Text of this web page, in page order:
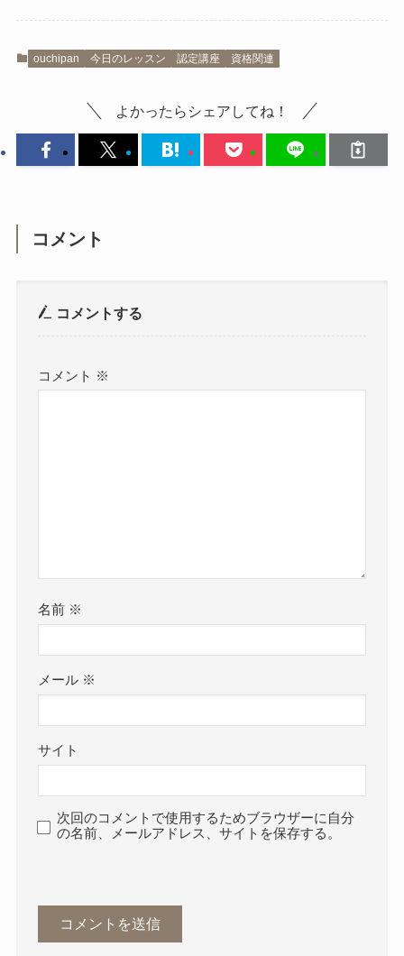
ouchipan 今日のレッスン 認定講座 資格関連
よかったらシェアしてね！
コメント
コメントする
コメント ※
名前 ※
メール ※
サイト
次回のコメントで使用するためブラウザーに自分
の名前、メールアドレス、サイトを保存する。